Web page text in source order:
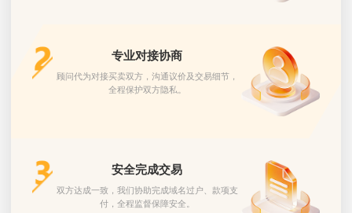
专业对接协商
顾问代为对接买卖双方，沟通议价及交易细节，
全程保护双方隐私。
安全完成交易
双方达成一致，我们协助完成域名过户、款项支
付，全程监督保障安全。